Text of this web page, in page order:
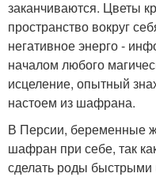
заканчиваются. Цветы
пространство вокруг
негативное энерго -
началом любого
исцеление, опытный
настоем из шафрана.
В Персии, беременные
шафран при себе, так
сделать роды быстрыми